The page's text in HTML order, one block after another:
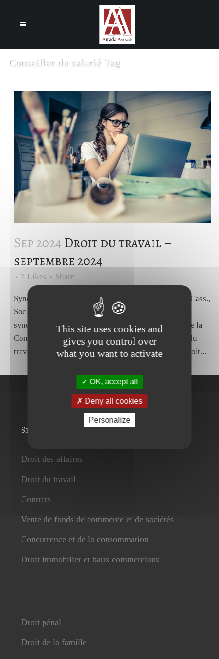
Conseiller du salarié Tag
Sep 2024Droit du travail –
septembre 2024
7 Likes Share
Syndicat professionnel - Interprétation des statuts. Cass.,
Soc., 12 juillet 2024, n°24-60173. Source La liberté
syndicale est consacrée :- par les articles 2, 3 et 8 de la
Convention n° 87 de l'Organisation internationale du
travail sur la liberté syndicale et la protection du droit...
Services
Droit des affaires
Droit du travail
Contrats
Vente de fonds de commerce et de sociétés
Concurrence et de la consommation
Droit immobilier et baux commerciaux
Droit pénal
Droit de la famille
This site uses cookies and
gives you control over
what you want to activate
OK, accept all
Deny all cookies
Personalize